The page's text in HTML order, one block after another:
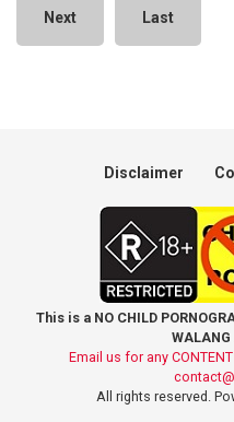
Next Last
Disclaimer
This is a NO CHILD
WALANG
Email us for any
All rights reserved.